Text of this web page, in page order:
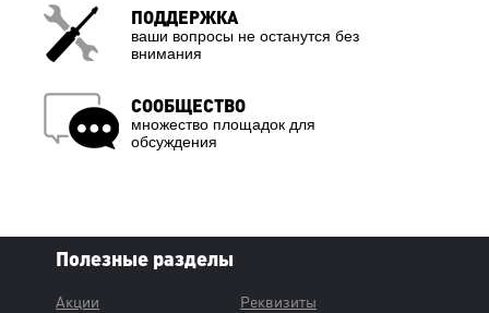
ПОДДЕРЖКА
ваши вопросы не останутся без
внимания
СООБЩЕСТВО
множество площадок для
обсуждения
Полезные разделы
Акции
Реквизиты